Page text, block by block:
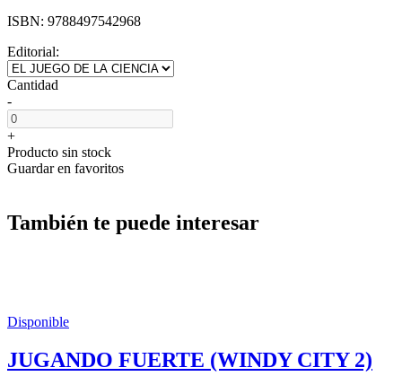
ISBN: 9788497542968
Editorial:
Cantidad
-
+
Producto sin stock
Guardar en favoritos
También te puede interesar
Disponible
JUGANDO FUERTE (WINDY CITY 2)